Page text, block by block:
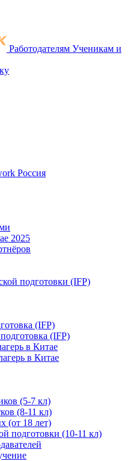
Работодателям Ученикам и
Россия
2025
подготовки (IFP)
(IFP)
(IFP)
в Китае
в Китае
(5-7 кл)
(8-11 кл)
(от 18 лет)
подготовки (10-11 кл)